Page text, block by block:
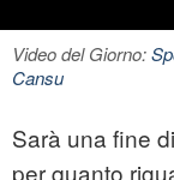
Video del Giorno:
Cansu
Sarà una fine
per quanto